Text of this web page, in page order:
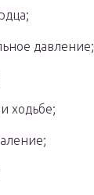
давление;
ходьбе;